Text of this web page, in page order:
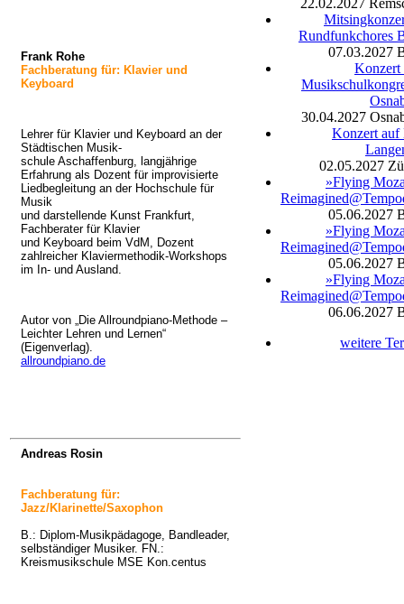
Frank Rohe
Fachberatung für: Klavier und
Keyboard
Lehrer für Klavier und Keyboard an der
Städtischen Musik-
schule Aschaffenburg, langjährige
Erfahrung als Dozent für improvisierte
Liedbegleitung an der Hochschule für
Musik
und darstellende Kunst Frankfurt,
Fachberater für Klavier
und Keyboard beim VdM, Dozent
zahlreicher Klaviermethodik-Workshops
im In- und Ausland.
Autor von „Die Allroundpiano-Methode –
Leichter Lehren und Lernen“
(Eigenverlag).
allroundpiano.de
Andreas Rosin
Fachberatung für:
Jazz/Klarinette/Saxophon
B.: Diplom-Musikpädagoge, Bandleader,
selbständiger Musiker. FN.:
Kreismusikschule MSE Kon.centus
22.02.2027
Rundfunkchores
07.03.2027
Konzert
30.04.2027
Konzert auf
02.05.2027
»Flying
05.06.2027
»Flying
05.06.2027
»Flying
06.06.2027
weitere